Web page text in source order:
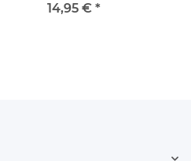
14,95 € *